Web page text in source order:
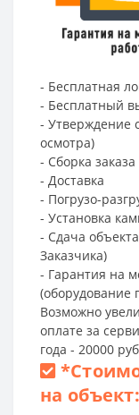
- Бесплатная
- Бесплатный
- Утверждение
осмотра)
- Сборка заказа
- Доставка
- Погрузо-
- Установка
- Сдача
Заказчика)
- Гарантия на
(оборудование
Возможно
оплате за
года - 20000
*
на объект: